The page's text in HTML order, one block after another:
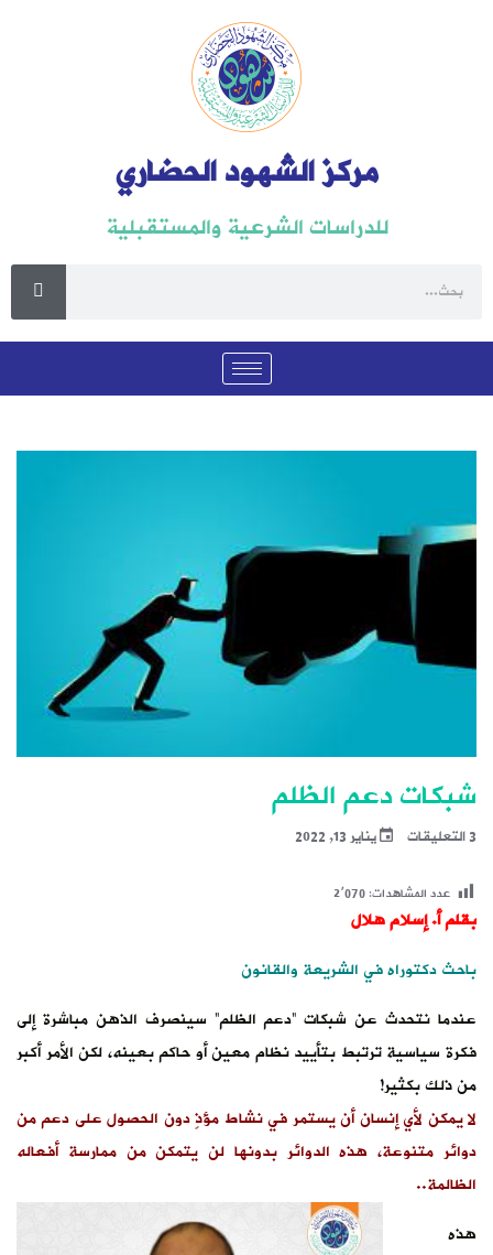
مركز الشهود الحضاري
للدراسات الشرعية والمستقبلية
شبكات دعم الظلم
3 التعليقات يناير 13, 2022
عدد المشاهدات:2٬070
بقلم أ. إسلام هلال
باحث دكتوراه في الشريعة والقانون
عندما نتحدث عن شبكات “دعم الظلم” سينصرف الذهن مباشرة إلى
فكرة سياسية ترتبط بتأييد نظام معين أو حاكم بعينه، لكن الأمر أكبر
من ذلك بكثير!
لا يمكن لأي إنسان أن يستمر في نشاط مؤذٍ دون الحصول على دعم من
دوائر متنوعة، هذه الدوائر بدونها لن يتمكن من ممارسة أفعاله
الظالمة..
هذه